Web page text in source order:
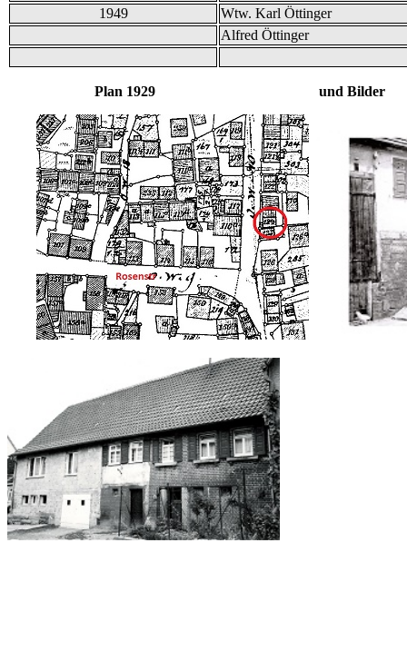
1949
Wtw. Karl Öttinger
Alfred Öttinger
Plan 1929 und Bilder